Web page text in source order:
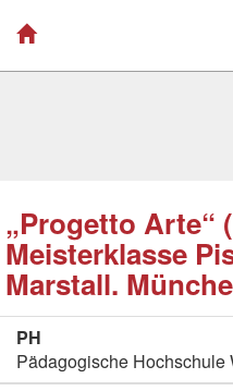
„Progetto Arte“
Meisterklasse
Marstall.
PH
Pädagogische Hochschule